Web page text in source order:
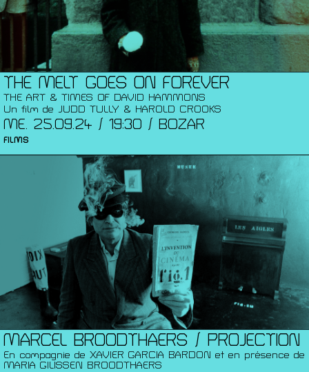
THE MELT GOES ON FOREVER
THE ART & TIMES OF DAVID HAMMONS
Un film de JUDD TULLY & HAROLD CROOKS
ME. 25.09.24 / 19:30 / BOZAR
FILMS
MARCEL BROODTHAERS / PROJECTION
En compagnie de XAVIER GARCIA BARDON et en présence de
MARIA GILISSEN BROODTHAERS